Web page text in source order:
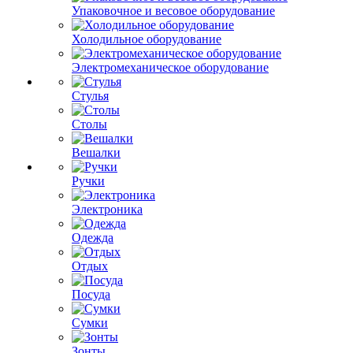
Упаковочное и весовое оборудование
Холодильное оборудование
Электромеханическое оборудование
Стулья
Столы
Вешалки
Ручки
Электроника
Одежда
Отдых
Посуда
Сумки